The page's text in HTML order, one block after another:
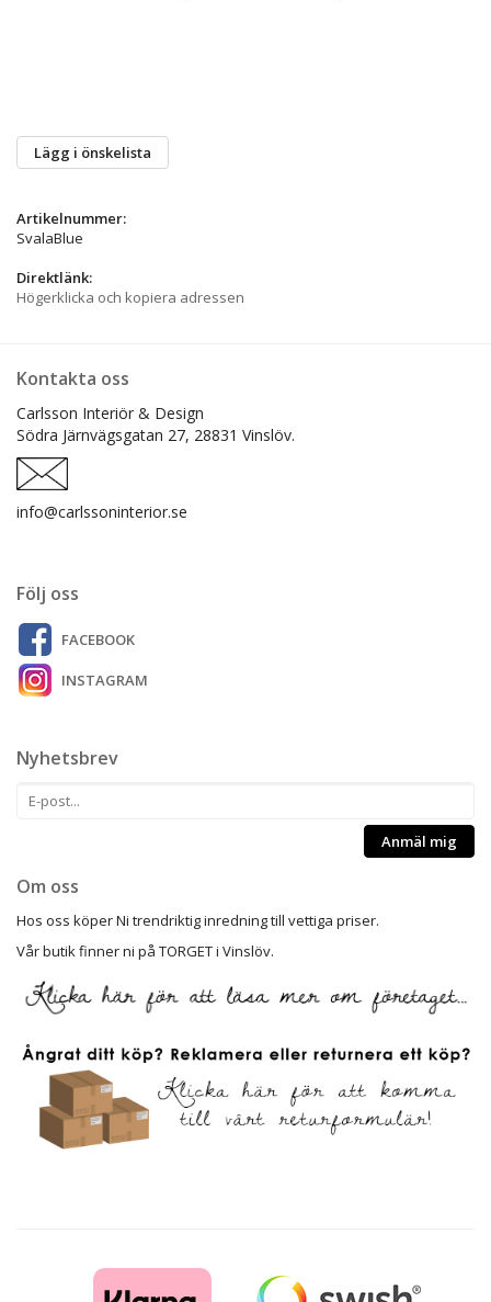
Lägg i önskelista
Artikelnummer:
SvalaBlue
Direktlänk:
Högerklicka och kopiera adressen
Kontakta oss
Carlsson Interiör & Design
Södra Järnvägsgatan 27, 28831 Vinslöv.
info@carlssoninterior.se
Följ oss
FACEBOOK
INSTAGRAM
Nyhetsbrev
Anmäl mig
Om oss
Hos oss köper Ni trendriktig inredning till vettiga priser.
Vår butik finner ni på TORGET i Vinslöv.